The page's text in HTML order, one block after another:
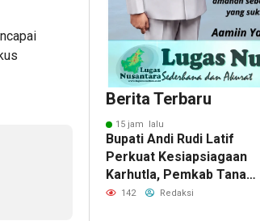
Berita Terbaru
15 jam lalu
Bupati Andi Rudi Latif
Perkuat Kesiapsiagaan
Karhutla, Pemkab Tanah
Bumbu Aktifkan Posko
142 Redaksi